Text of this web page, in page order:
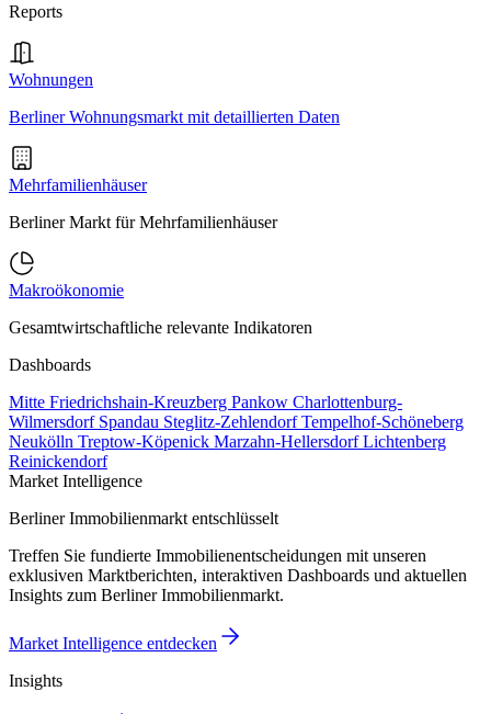
Reports
Wohnungen
Berliner Wohnungsmarkt mit detaillierten Daten
Mehrfamilienhäuser
Berliner Markt für Mehrfamilienhäuser
Makroökonomie
Gesamtwirtschaftliche relevante Indikatoren
Dashboards
Mitte Friedrichshain-Kreuzberg Pankow Charlottenburg-
Wilmersdorf Spandau Steglitz-ZehlendorfTempelhof-Schöneberg
Neukölln Treptow-Köpenick Marzahn-HellersdorfLichtenberg
Reinickendorf
Market Intelligence
Berliner Immobilienmarkt entschlüsselt
Treffen Sie fundierte Immobilienentscheidungen mit unseren
exklusiven Marktberichten, interaktiven Dashboards und aktuellen
Insights zum Berliner Immobilienmarkt.
Market Intelligence entdecken
Insights